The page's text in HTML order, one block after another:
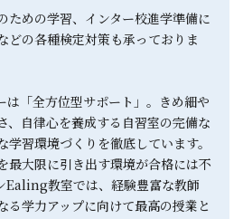
ための学習、インター校進学準備に
どの各種検定対策も承っておりま
「全方位型サポート」。きめ細や
、自律心を養成する自習室の完備な
学習環境づくりを徹底しています。
最大限に引き出す環境が合格には不
Ealing教室では、経験豊富な教師
る学力アップに向けて最高の授業と